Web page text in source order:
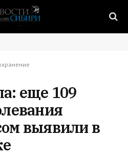
еще 109
выявили в